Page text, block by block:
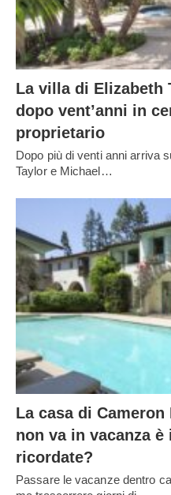
La villa di Elizabeth
dopo vent’anni in
proprietario
Dopo più di venti anni arriva
Taylor e Michael…
La casa di Cameron
non va in vacanza è
ricordate?
Passare le vacanze dentro